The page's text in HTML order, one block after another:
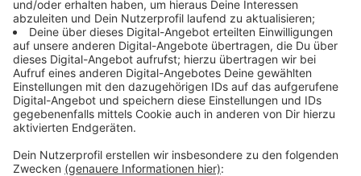
Themen Wohnen, Mobilität und Freizeit.
Eine Auftaktveranstaltung mit dem Bürgermeister
findet morgen (27.11. November, 18 Uhr) im
Begegnungszentrum an der Höferstraße statt.